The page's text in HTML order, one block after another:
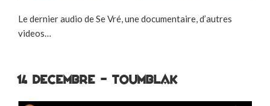
Le dernier audio de Se Vré, une documentaire, d’autres
videos…
14 decembre – Toumblak